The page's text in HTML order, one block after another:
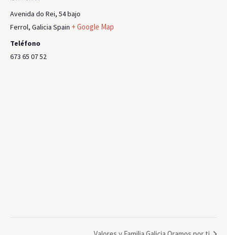
Avenida do Rei, 54 bajo
Ferrol, Galicia Spain + Google Map
Teléfono
673 65 07 52